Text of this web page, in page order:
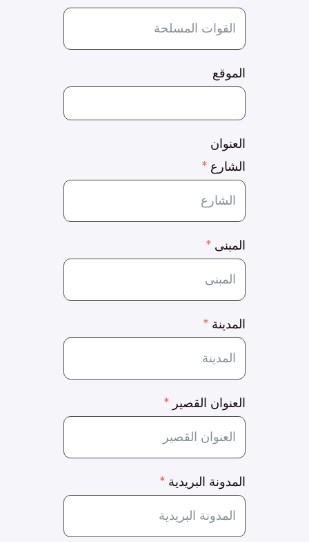
الموقع
العنوان
الشارع
المبنى
المدينة
العنوان القصير
المدونة البريدية